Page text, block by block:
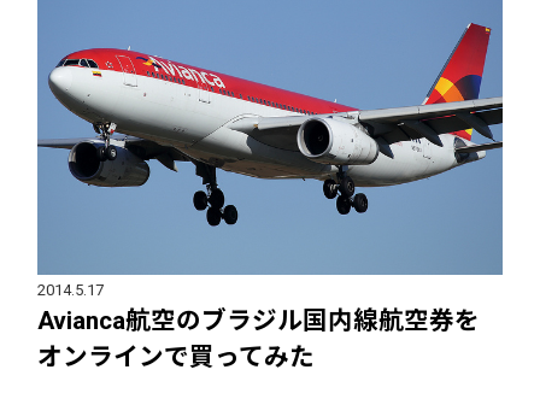
2014.5.17
Avianca航空のブラジル国内線航空券を
オンラインで買ってみた